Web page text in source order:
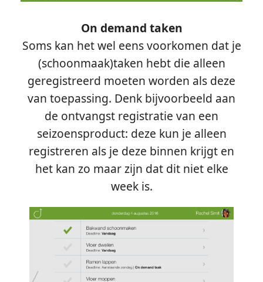
On demand taken
Soms kan het wel eens voorkomen dat je
(schoonmaak)taken hebt die alleen
geregistreerd moeten worden als deze
van toepassing. Denk bijvoorbeeld aan
de ontvangst registratie van een
seizoensproduct: deze kun je alleen
registreren als je deze binnen krijgt en
het kan zo maar zijn dat dit niet elke
week is.